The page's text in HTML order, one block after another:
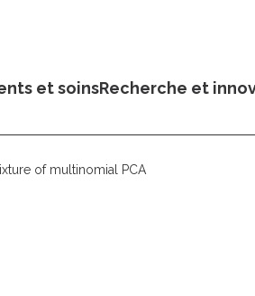
et soinsRecherche et
of multinomial PCA